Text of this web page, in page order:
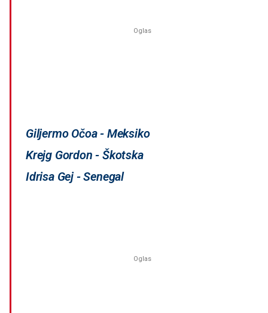
Giljermo Očoa - Meksiko
Krejg Gordon - Škotska
Idrisa Gej - Senegal